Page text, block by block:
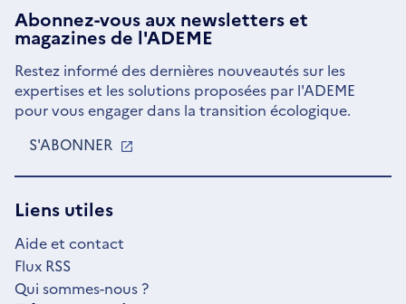
Abonnez-vous aux newsletterset
magazines de l'ADEME
Restez informé des dernières nouveautés sur les
expertises et les solutions proposées par l'ADEME
pour vous engager dans la transition écologique.
S'ABONNER
UNE
Liens utiles
Aide et contact
Flux RSS
Qui sommes-nous ?